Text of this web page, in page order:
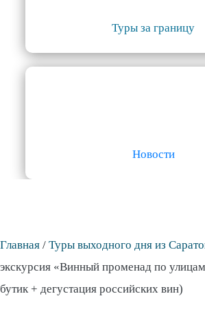
Туры за границу
Новости
Главная / Туры выходного дня из
экскурсия «Винный променад по
бутик + дегустация российских вин)